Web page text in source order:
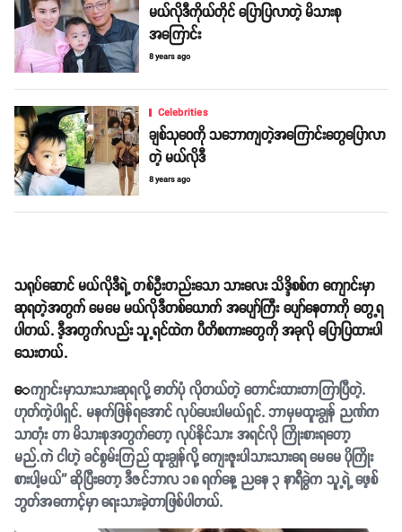
မယ်လိုဒီကိုယ်တိုင် ပြောပြလာတဲ့ မိသားစု
အကြောင်း
8 years ago
Celebrities
ချစ်သုဝေကို သဘောကျတဲ့အကြောင်းတွေပြောလာ
တဲ့ မယ်လိုဒီ
8 years ago
သရုပ်ဆောင် မယ်လိုဒီရဲ့ တစ်ဦးတည်းသော သားလေး သိဒ္ဒိစစ်က ကျောင်းမှာ
ဆုရတဲ့အတွက် မေမေ မယ်လိုဒီတစ်ယောက် အပျော်ကြီး ပျော်နေတာကို တွေ့ရ
ပါတယ်. ဒီ့အတွက်လည်း သူ့ရင်ထဲက ပီတိစကားတွေကို အခုလို ပြောပြထားပါ
သေးတယ်.
ေကျာင်းမှာသားသားဆုရလို့ ဓာတ်ပုံ လိုတယ်တဲ့ တောင်းထားတာကြာပြီတဲ့.
ဟုတ်ကဲ့ပါရှင်. မနက်ဖြန်ရအောင် လုပ်ပေးပါမယ်ရှင်. ဘာမှမထူးချွန် ညဏ်က
သာတုံး တာ မိသားစုအတွက်တော့ လုပ်နိုင်သား အရင်လို ကြိုးစားရတော့
မည်.ကဲ ငါဟဲ့ ခင်စွမ်းကြည် ထူးချွန်လို့ ကျေးဇူးပါသားသားရေ မေမေ ပိုကြိုး
စားပါ့မယ်'' ဆိုပြီးတော့ ဒီဇင်ဘာလ ၁၈ ရက်နေ့ ညနေ ၃ နာရီခွဲက သူ့ရဲ့ ဖေ့စ်
ဘွတ်အကောင့်မှာ ရေးသားခဲ့တာဖြစ်ပါတယ်.